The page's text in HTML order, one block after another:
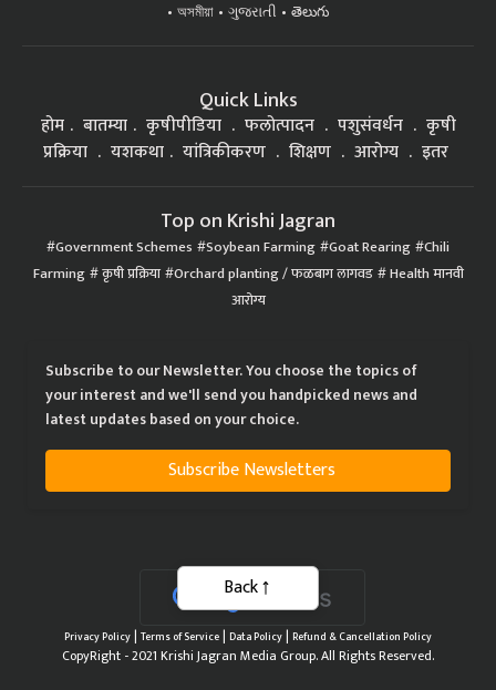
অসমীয়া
ગુજરાતી తెలుగు
Quick Links
होम बातम्या कृषीपीडिया फलोत्पादन पशुसंवर्धन
कृषी
प्रक्रिया
यशकथा यांत्रिकीकरण शिक्षण आरोग्य इतर
Top on Krishi Jagran
Government Schemes Soybean Farming Goat Rearing Chili
Farming कृषी प्रक्रिया Orchard planting / फळबाग लागवड Health मानवी
आरोग्य
Subscribe to our Newsletter. You choose the topics of
your interest and we'll send you handpicked news and
latest updates based on your choice.
Subscribe Newsletters
Privacy Policy| Terms of Service| Data Policy| Refund & Cancellation Policy
CopyRight - 2021 Krishi Jagran Media Group. All Rights Reserved.
Back